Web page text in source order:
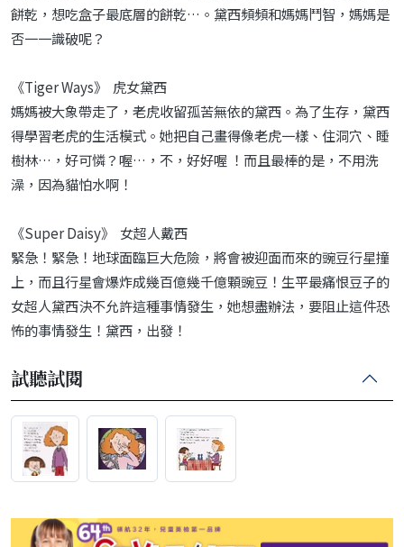
餅乾，想吃盒子最底層的餅乾…。黛西頻頻和媽媽鬥智，媽媽是
否一一識破呢？
《Tiger Ways》 虎女黛西
媽媽被大象帶走了，老虎收留孤苦無依的黛西。為了生存，黛西
得學習老虎的生活模式。她把自己畫得像老虎一樣、住洞穴、睡
樹林…，好可憐？喔…，不，好好喔 ！而且最棒的是，不用洗
澡，因為貓怕水啊！
《Super Daisy》 女超人戴西
緊急！緊急！地球面臨巨大危險，將會被迎面而來的豌豆行星撞
上，而且行星會爆炸成幾百億幾千億顆豌豆！生平最痛恨豆子的
女超人黛西決不允許這種事情發生，她想盡辦法，要阻止這件恐
怖的事情發生！黛西，出發！
試聽試閱